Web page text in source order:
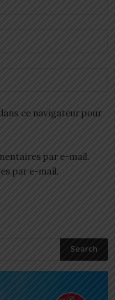
ce navigateur pour
par e-mail.
par e-mail.